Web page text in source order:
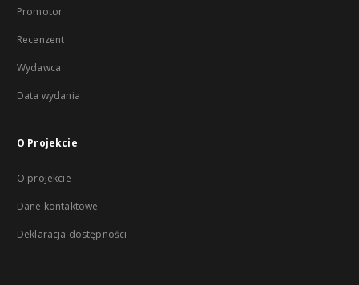
Promotor
Recenzent
Wydawca
Data wydania
O Projekcie
O projekcie
Dane kontaktowe
Deklaracja dostępności